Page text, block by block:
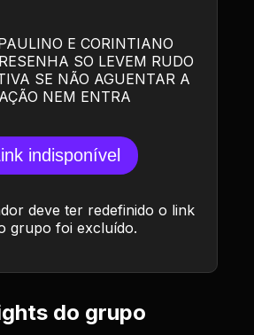
E CORINTIANO
SO LEVEM RUDO
SE NÃO AGUENTAR A
NEM ENTRA
indisponível
deve ter redefinido o link
grupo foi excluído.
do grupo